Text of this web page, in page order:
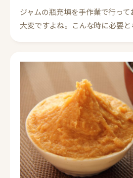
ジャムの瓶充填を手作業で行って
大変ですよね。こんな時に必要